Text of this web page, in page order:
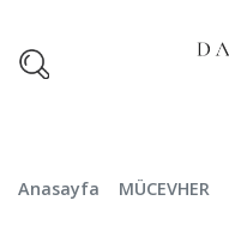
Anasayfa MÜCEVHER